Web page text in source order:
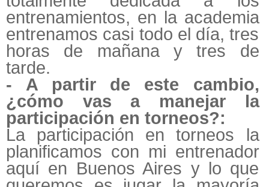
entrenamientos, en la academia
entrenamos casi todo el día, tres
horas de mañana y tres de
tarde.
- A partir de este cambio,
¿cómo vas a manejar la
participación en torneos?:
La participación en torneos la
planificamos con mi entrenador
aquí en Buenos Aires y lo que